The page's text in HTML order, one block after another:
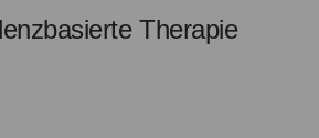
Therapie